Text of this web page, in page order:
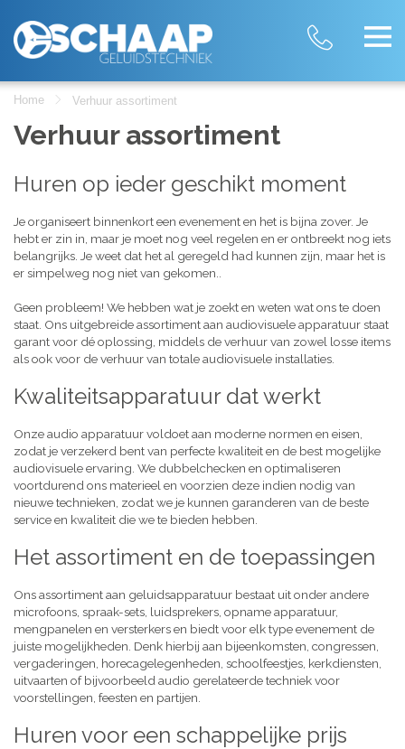
Home Verhuur assortiment
Verhuur assortiment
Huren op ieder geschikt moment
Je organiseert binnenkort een evenement en het is bijna zover. Je
hebt er zin in, maar je moet nog veel regelen en er ontbreekt nog iets
belangrijks. Je weet dat het al geregeld had kunnen zijn, maar het is
er simpelweg nog niet van gekomen..
Geen probleem! We hebben wat je zoekt en weten wat ons te doen
staat. Ons uitgebreide assortiment aan audiovisuele apparatuur staat
garant voor dé oplossing, middels de verhuur van zowel losse items
als ook voor de verhuur van totale audiovisuele installaties.
Kwaliteitsapparatuur dat werkt
Onze audio apparatuur voldoet aan moderne normen en eisen,
zodat je verzekerd bent van perfecte kwaliteit en de best mogelijke
audiovisuele ervaring. We dubbelchecken en optimaliseren
voortdurend ons materieel en voorzien deze indien nodig van
nieuwe technieken, zodat we je kunnen garanderen van de beste
service en kwaliteit die we te bieden hebben.
Het assortiment en de toepassingen
Ons assortiment aan geluidsapparatuur bestaat uit onder andere
microfoons, spraak-sets, luidsprekers, opname apparatuur,
mengpanelen en versterkers en biedt voor elk type evenement de
juiste mogelijkheden. Denk hierbij aan bijeenkomsten, congressen,
vergaderingen, horecagelegenheden, schoolfeestjes, kerkdiensten,
uitvaarten of bijvoorbeeld audio gerelateerde techniek voor
voorstellingen, feesten en partijen.
Huren voor een schappelijke prijs